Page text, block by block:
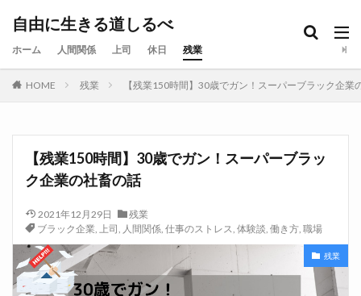
自由に生きる道しるべ
ホーム 人間関係 上司 休日 残業
HOME 残業 【残業150時間】30歳でガン！スーパーブラック企業
【残業150時間】30歳でガン！スーパーブラッ
ク企業の社畜の話
2021年12月29日
残業
ブラック企業, 上司, 人間関係, 仕事のストレス, 体験談, 働き方, 職場
残業